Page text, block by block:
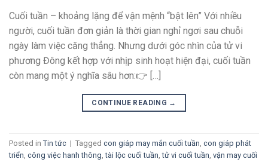
Cuối tuần – khoảng lặng để vận mệnh “bật lên” Với nhiều
người, cuối tuần đơn giản là thời gian nghỉ ngơi sau chuỗi
ngày làm việc căng thẳng. Nhưng dưới góc nhìn của tử vi
phương Đông kết hợp với nhịp sinh hoạt hiện đại, cuối tuần
còn mang một ý nghĩa sâu hơn:👉 […]
CONTINUE READING →
Posted in Tin tức | Tagged con giáp may mắn cuối tuần, con giáp phát
triển, công việc hanh thông,tài lộc cuối tuần,tử vi cuối tuần, vận may cuối